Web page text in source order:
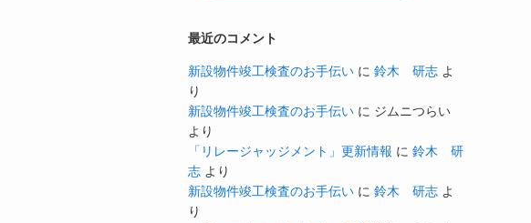
最近のコメント
新設物件竣工検査のお手伝い に 鈴木 研志 よ
り
新設物件竣工検査のお手伝い に ジムニつらい
より
「リレージャッジメント」更新情報 に 鈴木 研
志 より
新設物件竣工検査のお手伝い に 鈴木 研志 よ
り